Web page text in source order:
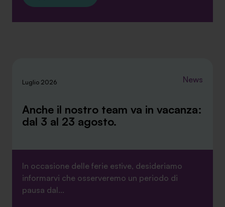
Luglio 2026 News
Anche il nostro team va in vacanza:
dal 3 al 23 agosto.
In occasione delle ferie estive, desideriamo
informarvi che osserveremo un periodo di
pausa dal...